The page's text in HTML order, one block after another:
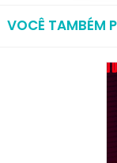
VOCÊ TAMBÉM